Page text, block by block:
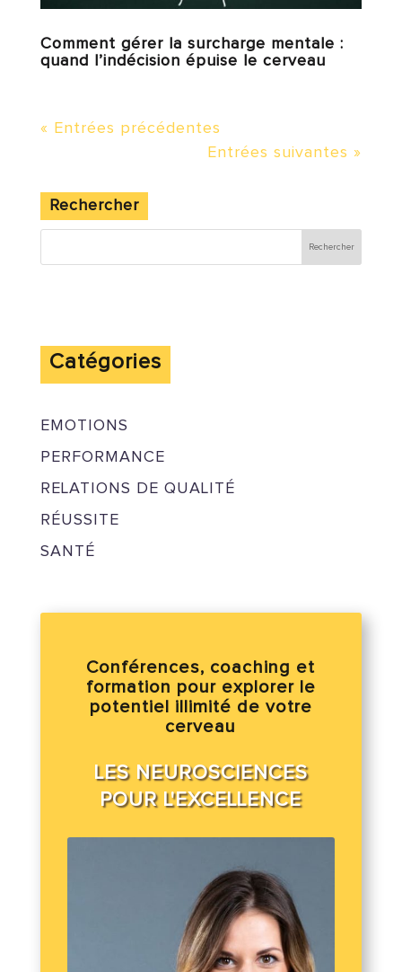
Comment gérer la surcharge mentale :
quand l’indécision épuise le cerveau
« Entrées précédentes
Entrées suivantes »
Rechercher
Catégories
EMOTIONS
PERFORMANCE
RELATIONS DE QUALITÉ
RÉUSSITE
SANTÉ
Conférences, coaching et
formation pour explorer le
potentiel illimité de votre
cerveau
LES NEUROSCIENCES
POUR L'EXCELLENCE